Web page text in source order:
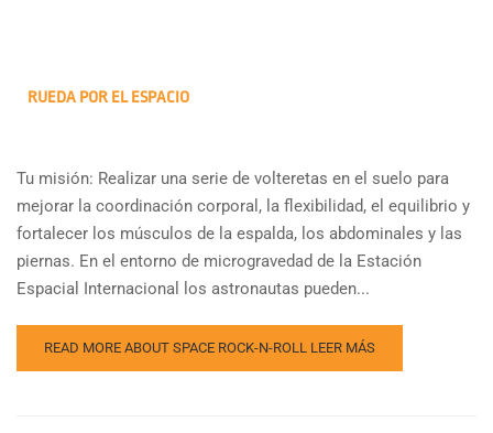
RUEDA POR EL ESPACIO
Tu misión: Realizar una serie de volteretas en el suelo para
mejorar la coordinación corporal, la flexibilidad, el equilibrio y
fortalecer los músculos de la espalda, los abdominales y las
piernas. En el entorno de microgravedad de la Estación
Espacial Internacional los astronautas pueden...
READ MORE ABOUT SPACE ROCK-N-ROLL LEER MÁS